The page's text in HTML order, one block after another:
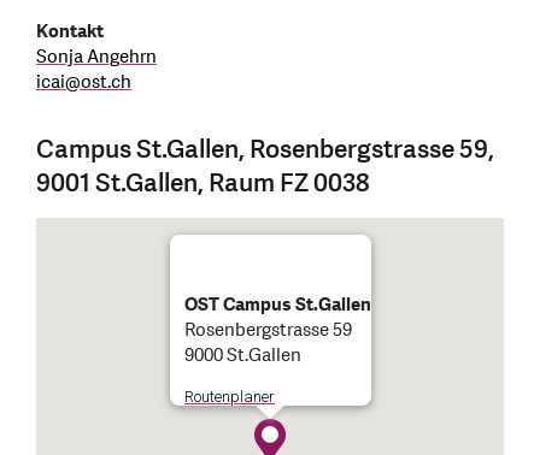
Kontakt
Sonja Angehrn
icai@ost.ch
Campus St.Gallen, Rosenbergstrasse 59,
9001 St.Gallen, Raum FZ 0038
OST Campus St.Gallen
Rosenbergstrasse 59
9000 St.Gallen
Routenplaner